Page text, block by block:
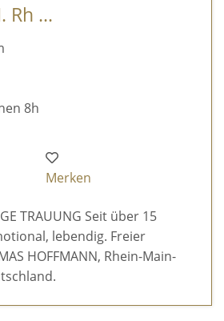
Rh ...
8h
Merken
TRAUUNG Seit über 15
lebendig. Freier
HOFFMANN, Rhein-Main-